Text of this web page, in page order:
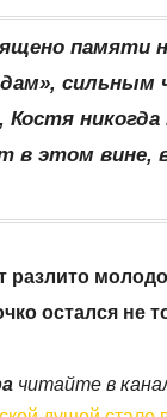
памяти
сильным
в этом
остался не
читайте в